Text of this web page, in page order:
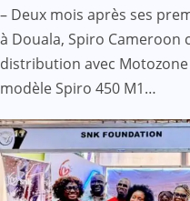
– Deux mois après ses
à Douala, Spiro Cameroon
distribution avec
modèle Spiro 450 M1…